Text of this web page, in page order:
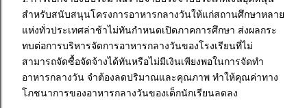
สำหรับสนับสนุนโครงการอาหารกลางวันให้แก่สถานศึกษาหลาย
แห่งทั่วประเทศล่าช้าไม่ทันกำหนดเปิดภาคการศึกษา ส่งผลกระ
ทบต่อการบริหารจัดการอาหารกลางวันของโรงเรียนที่ไม่
สามารถจัดซื้อจัดจ้างได้ทันหรือไม่มีเงินเพียงพอในการจัดทำ
อาหารกลางวัน จำต้องลดปริมาณและคุณภาพ ทำให้คุณค่าทาง
โภชนาการของอาหารกลางวันของเด็กนักเรียนลดลง